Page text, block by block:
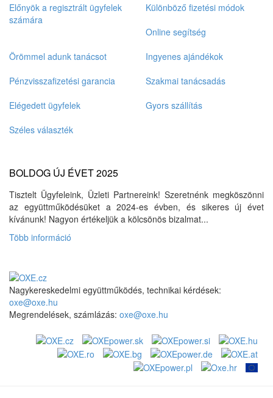
Előnyök a regisztrált ügyfelek
számára
Különböző fizetési módok
Online segítség
Örömmel adunk tanácsot
Ingyenes ajándékok
Pénzvisszafizetési garancia
Szakmai tanácsadás
Elégedett ügyfelek
Gyors szállítás
Széles választék
BOLDOG ÚJ ÉVET 2025
Tisztelt Ügyfeleink, Üzleti Partnereink! Szeretnénk megköszönni
az együttműködésüket a 2024-es évben, és sikeres új évet
kívánunk! Nagyon értékeljük a kölcsönös bizalmat...
Több információ
Nagykereskedelmi együttműködés, technikai kérdések:
oxe@oxe.hu
Megrendelések, számlázás: oxe@oxe.hu